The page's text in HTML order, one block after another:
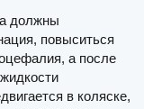
должны
повыситься
а после
в коляске,